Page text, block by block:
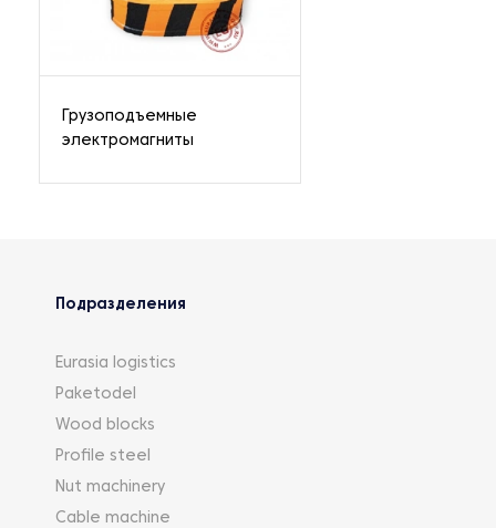
Грузоподъемные
электромагниты
Подразделения
Eurasia logistics
Paketodel
Wood blocks
Profile steel
Nut machinery
Cable machine